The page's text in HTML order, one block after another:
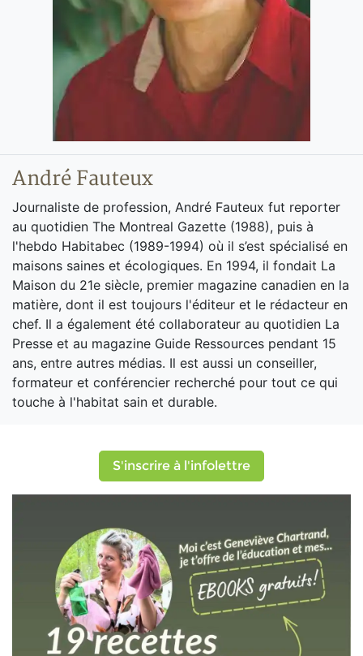
André Fauteux
Journaliste de profession, André Fauteux fut reporter
au quotidien The Montreal Gazette (1988), puis à
l'hebdo Habitabec (1989-1994) où il s’est spécialisé en
maisons saines et écologiques. En 1994, il fondait La
Maison du 21e siècle, premier magazine canadien en la
matière, dont il est toujours l'éditeur et le rédacteur en
chef. Il a également été collaborateur au quotidien La
Presse et au magazine Guide Ressources pendant 15
ans, entre autres médias. Il est aussi un conseiller,
formateur et conférencier recherché pour tout ce qui
touche à l'habitat sain et durable.
S'inscrire à l'infolettre